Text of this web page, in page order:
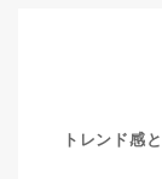
トレンド感